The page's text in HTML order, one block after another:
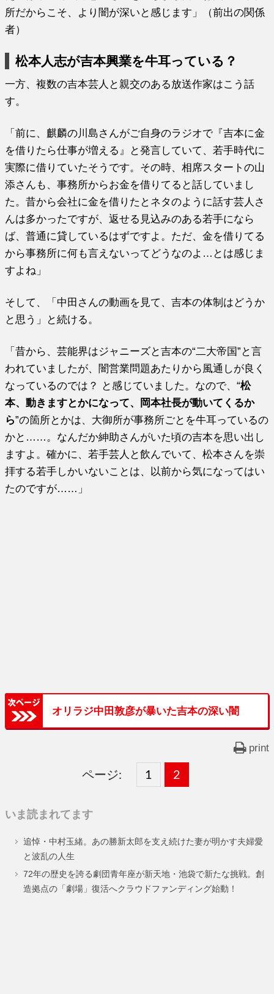
所だからこそ、より闇が深いと感じます」（前出の関係
者）
松本人志が吉本興業を牛耳っている？
一方、複数の吉本芸人と親交のある放送作家はこう話
す。
「前に、麒麟の川島さんがご自身のラジオで『吉本に金
を借りたら仕事が増える』と発言していて、若手時代に
実際に借りていたそうです。その時、相席スタートの山
添さんも、事務所からお金を借りてると話していまし
た。昔から会社に金を借りたとネタのように話す芸人さ
んは多かったですが、返せる見込みのある若手になら
ば、普通に貸しているはずですよ。ただ、金を借りてる
から事務所に何も言えないってどうなのよ…とは感じま
すよね」
そして、「中田さんの動画を見て、吉本の体制はどうか
と思う」と続ける。
「昔から、芸能界はジャニーズと吉本の“二大帝国”と言
われていましたが、闇営業問題あたりから風通しが良く
なっているのでは？ と感じていました。なので、“松
本、動きますとかになって、岡本社長が動いてくるか
ら”の箇所とかは、大御所が事務所ごとを牛耳っているの
かと……。なんだか紳助さんがいた頃の吉本を思い出し
ますよ。確かに、若手芸人と飲んでいて、松本さんを崇
拝する若手しかいないことは、以前から気になってはい
たのですが……」
オリラジ中田敦彦が暴いた吉本の深い闇
print
ページ:
固
ー
ジ
1 ,
固
ー
ジ
2
いま読まれてます
追悼・中村玉緒。あの勝新太郎を支え続けた妻が明かす夫婦愛
と波乱の人生
72年の歴史を誇る劇団青年座が新天地・池袋で新たな挑戦。創
造拠点の「劇場」復活へクラウドファンディング始動！